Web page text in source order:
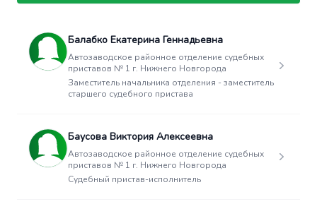
Балабко Екатерина Геннадьевна
Автозаводское районное отделение судебных
приставов № 1 г. Нижнего Новгорода
Заместитель начальника отделения - заместитель
старшего судебного пристава
Баусова Виктория Алексеевна
Автозаводское районное отделение судебных
приставов № 1 г. Нижнего Новгорода
Судебный пристав-исполнитель